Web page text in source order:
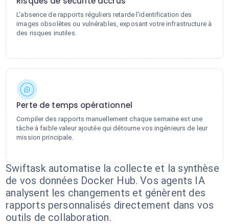
L'absence de rapports réguliers retarde l'identification des
images obsolètes ou vulnérables, exposant votre infrastructure à
des risques inutiles.
Perte de temps opérationnel
Compiler des rapports manuellement chaque semaine est une
tâche à faible valeur ajoutée qui détourne vos ingénieurs de leur
mission principale.
Swiftask automatise la collecte et la synthèse
de vos données Docker Hub. Vos agents IA
analysent les changements et génèrent des
rapports personnalisés directement dans vos
outils de collaboration.